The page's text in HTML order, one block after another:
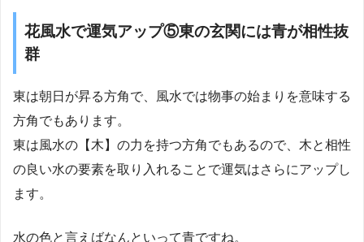
花風水で運気アップ⑤東の玄関には青が相性抜
群
東は朝日が昇る方角で、風水では物事の始まりを意味する
方角でもあります。
東は風水の【木】の力を持つ方角でもあるので、木と相性
の良い水の要素を取り入れることで運気はさらにアップし
ます。
水の色と言えばなんといって青ですね。